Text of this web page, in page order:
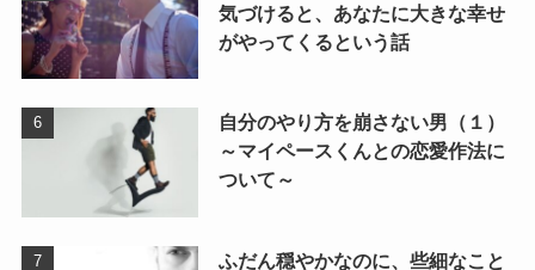
気づけると、あなたに大きな幸せ
がやってくるという話
自分のやり方を崩さない男（１）
～マイペースくんとの恋愛作法に
ついて～
ふだん穏やかなのに、些細なこと